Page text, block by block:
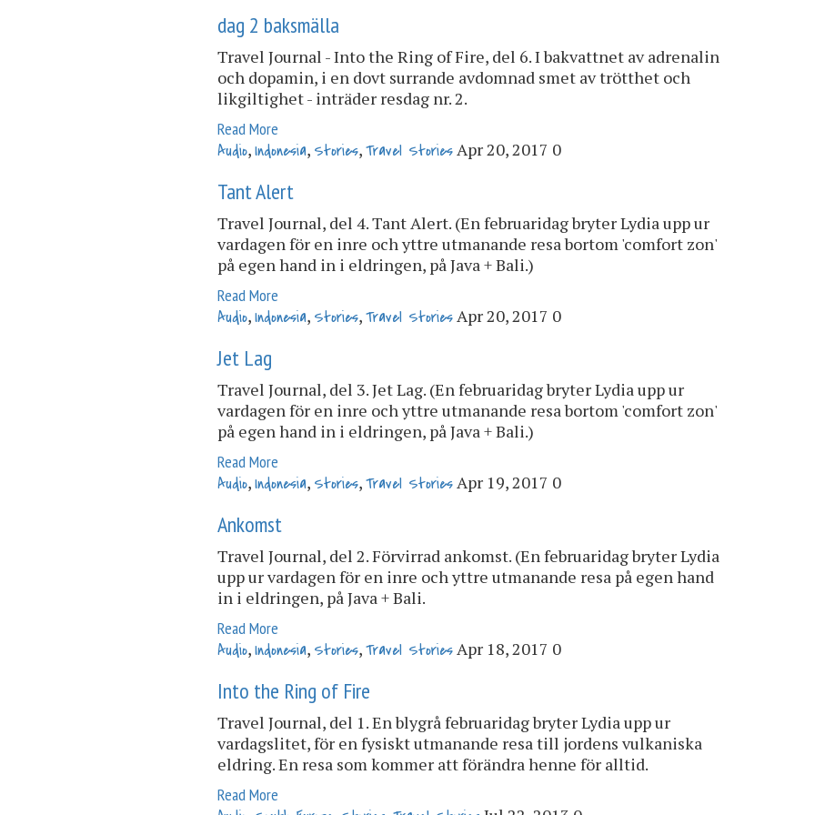
dag 2 baksmälla
Travel Journal - Into the Ring of Fire, del 6. I bakvattnet av adrenalin
och dopamin, i en dovt surrande avdomnad smet av trötthet och
likgiltighet - inträder resdag nr. 2.
Read More
Audio,Indonesia, Stories,Travel StoriesApr 20, 2017 0
Tant Alert
Travel Journal, del 4. Tant Alert. (En februaridag bryter Lydia upp ur
vardagen för en inre och yttre utmanande resa bortom 'comfort zon'
på egen hand in i eldringen, på Java + Bali.)
Read More
Audio,Indonesia, Stories,Travel StoriesApr 20, 2017 0
Jet Lag
Travel Journal, del 3. Jet Lag. (En februaridag bryter Lydia upp ur
vardagen för en inre och yttre utmanande resa bortom 'comfort zon'
på egen hand in i eldringen, på Java + Bali.)
Read More
Audio,Indonesia, Stories,Travel StoriesApr 19, 2017 0
Ankomst
Travel Journal, del 2. Förvirrad ankomst. (En februaridag bryter Lydia
upp ur vardagen för en inre och yttre utmanande resa på egen hand
in i eldringen, på Java + Bali.
Read More
Audio,Indonesia, Stories,Travel StoriesApr 18, 2017 0
Into the Ring of Fire
Travel Journal, del 1. En blygrå februaridag bryter Lydia upp ur
vardagslitet, för en fysiskt utmanande resa till jordens vulkaniska
eldring. En resa som kommer att förändra henne för alltid.
Read More